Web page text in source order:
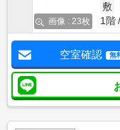
画像 : 23枚
敷
1階
空室確認 無